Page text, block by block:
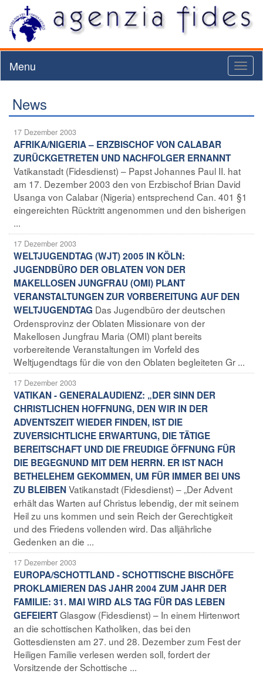
Menu
News
17 Dezember 2003
AFRIKA/NIGERIA – ERZBISCHOF VON CALABAR
ZURÜCKGETRETEN UND NACHFOLGER ERNANNT
Vatikanstadt (Fidesdienst) – Papst Johannes Paul II. hat
am 17. Dezember 2003 den von Erzbischof Brian David
Usanga von Calabar (Nigeria) entsprechend Can. 401 §1
eingereichten Rücktritt angenommen und den bisherigen
...
17 Dezember 2003
WELTJUGENDTAG (WJT) 2005 IN KÖLN:
JUGENDBÜRO DER OBLATEN VON DER
MAKELLOSEN JUNGFRAU (OMI) PLANT
VERANSTALTUNGEN ZUR VORBEREITUNG AUF DEN
WELTJUGENDTAG Das Jugendbüro der deutschen
Ordensprovinz der Oblaten Missionare von der
Makellosen Jungfrau Maria (OMI) plant bereits
vorbereitende Veranstaltungen im Vorfeld des
Weltjugendtags für die von den Oblaten begleiteten Gr ...
17 Dezember 2003
VATIKAN - GENERALAUDIENZ: „DER SINN DER
CHRISTLICHEN HOFFNUNG, DEN WIR IN DER
ADVENTSZEIT WIEDER FINDEN, IST DIE
ZUVERSICHTLICHE ERWARTUNG, DIE TÄTIGE
BEREITSCHAFT UND DIE FREUDIGE ÖFFNUNG FÜR
DIE BEGEGNUND MIT DEM HERRN. ER IST NACH
BETHELEHEM GEKOMMEN, UM FÜR IMMER BEI UNS
ZU BLEIBENVatikanstadt (Fidesdienst) – „Der Advent
erhält das Warten auf Christus lebendig, der mit seinem
Heil zu uns kommen und sein Reich der Gerechtigkeit
und des Friedens vollenden wird. Das alljährliche
Gedenken an die ...
17 Dezember 2003
EUROPA/SCHOTTLAND - SCHOTTISCHE BISCHÖFE
PROKLAMIEREN DAS JAHR 2004 ZUM JAHR DER
FAMILIE: 31. MAI WIRD ALS TAG FÜR DAS LEBEN
GEFEIERTGlasgow (Fidesdienst) – In einem Hirtenwort
an die schottischen Katholiken, das bei den
Gottesdiensten am 27. und 28. Dezember zum Fest der
Heiligen Familie verlesen werden soll, fordert der
Vorsitzende der Schottische ...